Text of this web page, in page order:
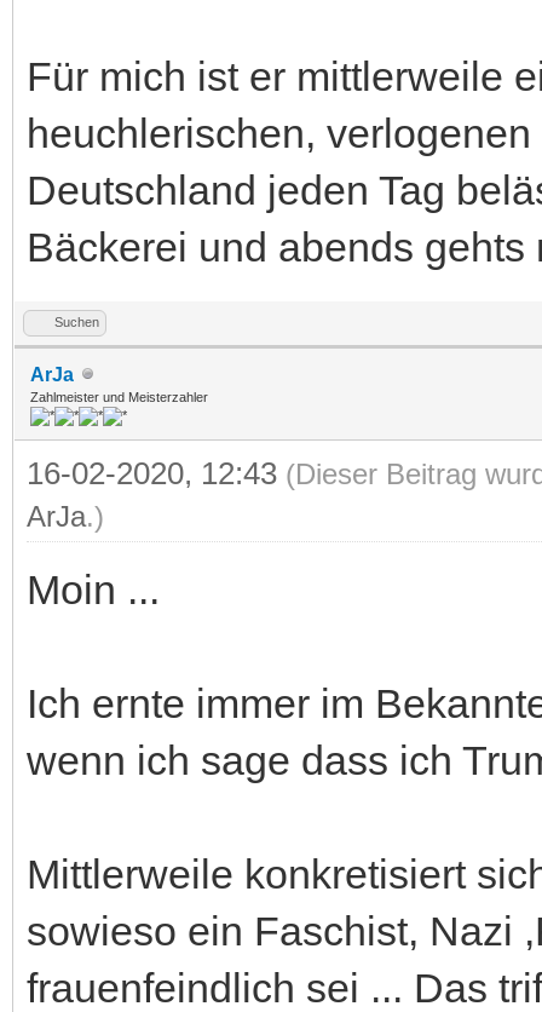
Für mich ist er mittlerweile
heuchlerischen,
Deutschland jeden Tag
Bäckerei und abends gehts
Suchen
ArJa
Zahlmeister und Meisterzahler
16-02-2020, 12:43 (Dieser Beitrag
ArJa.)
Moin ...
Ich ernte immer im
wenn ich sage dass ich
Mittlerweile konkretisiert
sowieso ein Faschist, Nazi
frauenfeindlich sei ... Das